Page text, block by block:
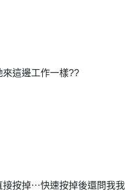
這邊工作一樣??
按掉⋯快速按掉後還問我